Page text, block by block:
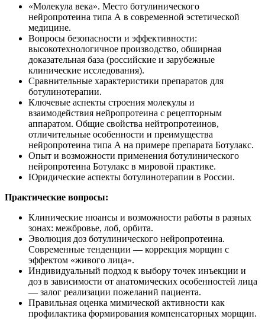
«Молекула века». Место ботулинического
нейропротеина типа А в современной эстетической
медицине.
Вопросы безопасности и эффективности:
высокотехнологичное производство, обширная
доказательная база (российские и зарубежные
клинические исследования).
Сравнительные характеристики препаратов для
ботулинотерапии.
Ключевые аспекты строения молекулы и
взаимодействия нейропротеина с рецепторным
аппаратом. Общие свойства нейтропротеинов,
отличительные особенности и преимущества
нейропротеина типа А на примере препарата Ботулакс.
Опыт и возможности применения ботулинического
нейропротеина Ботулакс в мировой практике.
Юридические аспекты ботулинотерапии в России.
Практические вопросы:
Клинические нюансы и возможности работы в разных
зонах: межбровье, лоб, орбита.
Эволюция доз ботулинического нейропротеина.
Современные тенденции — коррекция морщин с
эффектом «живого лица».
Индивидуальный подход к выбору точек инъекции и
доз в зависимости от анатомических особенностей лица
— залог реализации пожеланий пациента.
Правильная оценка мимической активности как
профилактика формирования компенсаторных морщин.